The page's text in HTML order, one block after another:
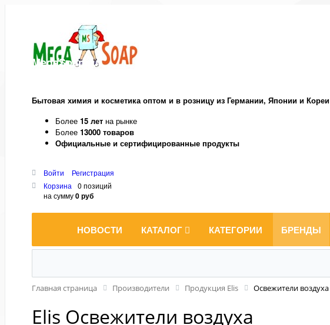
MegaSoap.ru
Бытовая химия и косметика оптом и в розницу из Германии, Японии и Кореи
Более 15 лет на рынке
Более 13000 товаров
Официальные и сертифицированные продукты
Войти
Регистрация
Корзина
0 позиций
на сумму0 руб
НОВОСТИ КАТАЛОГ КАТЕГОРИИ БРЕНДЫ
Главная страница Производители Продукция Elis Освежители воздуха
Elis Освежители воздуха